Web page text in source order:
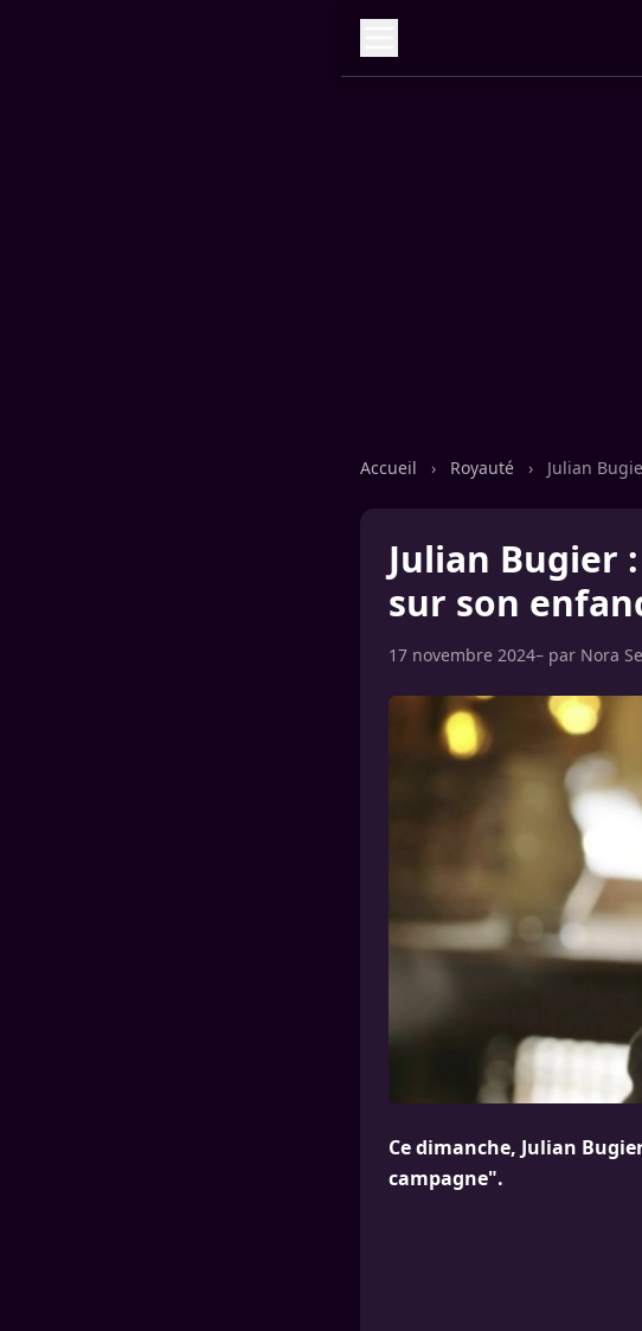
Accueil › Royauté › Julian
Julian Bugier
sur son
17 novembre 2024– par Nora
Ce dimanche, Julian
campagne".